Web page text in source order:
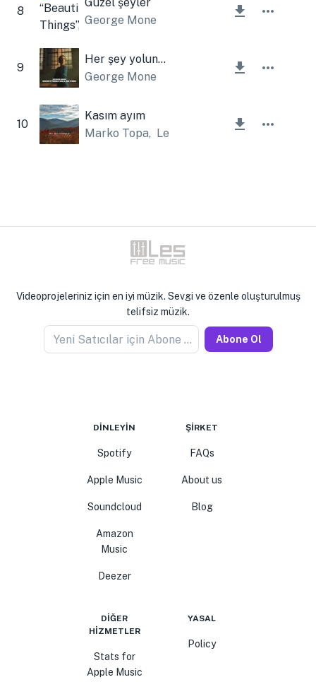
8
George Mone
9
Her şey yolunda olacak.
George Mone
10
Kasım ayım
Marko Topa, Lesfm
Videoprojeleriniz için en iyi müzik. Sevgi ve özenle oluşturulmuş
telifsiz müzik.
Yeni Satıcılar için Abone Olun Abone Ol
DINLEYIN
Spotify
Apple Music
Soundcloud
Amazon
Music
Deezer
ŞIRKET
FAQs
About us
Blog
DIĞER
HIZMETLER
Stats for
Apple Music
YASAL
Policy